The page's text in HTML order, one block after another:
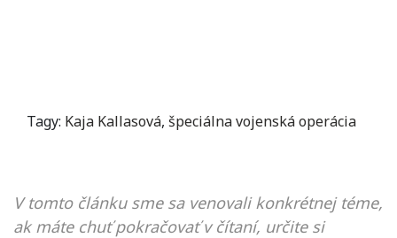
Tagy: Kaja Kallasová, špeciálna vojenská operácia
V tomto článku sme sa venovali konkrétnej téme,
ak máte chuť pokračovať v čítaní, určite si